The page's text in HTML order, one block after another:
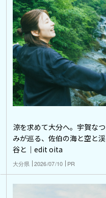
涼を求めて大分へ。宇賀なつ
みが巡る、佐伯の海と空と渓
谷と｜edit oita
大分県 2026/07/10 PR